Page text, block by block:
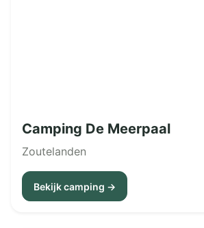
Camping De Meerpaal
Zoutelanden
Bekijk camping →